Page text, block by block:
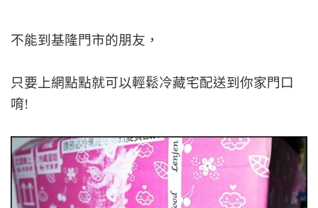
不能到基隆門市的朋友，
只要上網點點就可以輕鬆冷藏宅配送到你家門口
唷!